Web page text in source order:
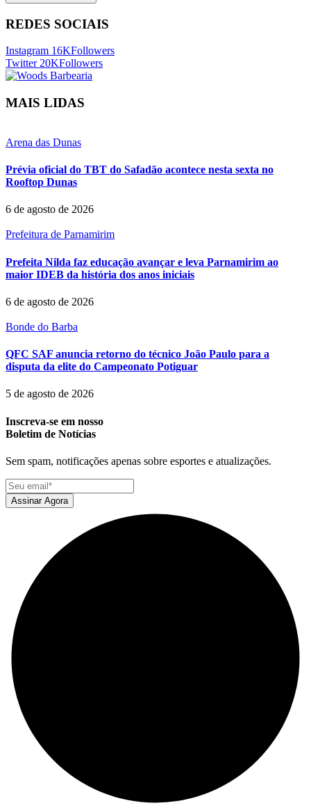
REDES SOCIAIS
Instagram 16KFollowers
Twitter 20KFollowers
MAIS LIDAS
Arena das Dunas
Prévia oficial do TBT do Safadão acontece nesta sexta no
Rooftop Dunas
6 de agosto de 2026
Prefeitura de Parnamirim
Prefeita Nilda faz educação avançar e leva Parnamirim ao
maior IDEB da história dos anos iniciais
6 de agosto de 2026
Bonde do Barba
QFC SAF anuncia retorno do técnico João Paulo para a
disputa da elite do Campeonato Potiguar
5 de agosto de 2026
Inscreva-se em nosso
Boletim de Notícias
Sem spam, notificações apenas sobre esportes e atualizações.
Assinar Agora